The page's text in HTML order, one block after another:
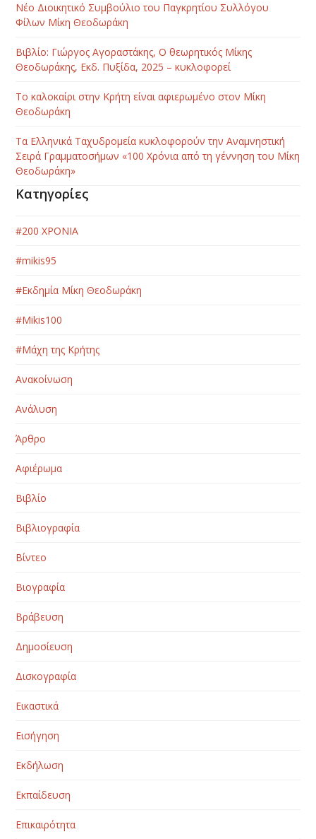
Νέο Διοικητικό Συμβούλιο του Παγκρητίου Συλλόγου
Φίλων Μίκη Θεοδωράκη
Βιβλίο: Γιώργος Αγοραστάκης, Ο θεωρητικός Μίκης
Θεοδωράκης, Εκδ. Πυξίδα, 2025 – κυκλοφορεί
Το καλοκαίρι στην Κρήτη είναι αφιερωμένο στον Μίκη
Θεοδωράκη
Τα Ελληνικά Ταχυδρομεία κυκλοφορούν την Αναμνηστική
Σειρά Γραμματοσήμων «100 Χρόνια από τη γέννηση του Μίκη
Θεοδωράκη»
Κατηγορίες
#200 ΧΡΟΝΙΑ
#mikis95
#Εκδημία Μίκη Θεοδωράκη
#Μikis100
#Μάχη της Κρήτης
Ανακοίνωση
Ανάλυση
Άρθρο
Αφιέρωμα
Βιβλίο
Βιβλιογραφία
Βίντεο
Βιογραφία
Βράβευση
Δημοσίευση
Δισκογραφία
Εικαστικά
Εισήγηση
Εκδήλωση
Εκπαίδευση
Επικαιρότητα